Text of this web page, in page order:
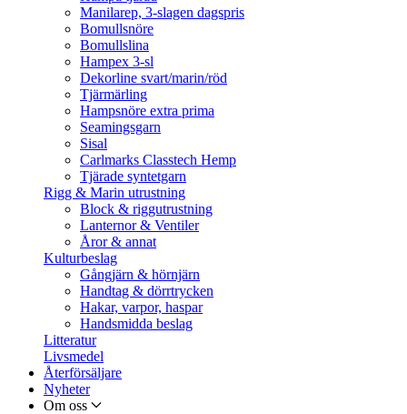
Manilarep, 3-slagen dagspris
Bomullsnöre
Bomullslina
Hampex 3-sl
Dekorline svart/marin/röd
Tjärmärling
Hampsnöre extra prima
Seamingsgarn
Sisal
Carlmarks Classtech Hemp
Tjärade syntetgarn
Rigg & Marin utrustning
Block & riggutrustning
Lanternor & Ventiler
Åror & annat
Kulturbeslag
Gångjärn & hörnjärn
Handtag & dörrtrycken
Hakar, varpor, haspar
Handsmidda beslag
Litteratur
Livsmedel
Återförsäljare
Nyheter
Om oss